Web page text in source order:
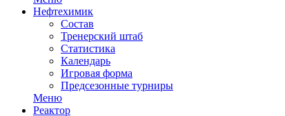
Нефтехимик
Состав
Тренерский штаб
Статистика
Календарь
Игровая форма
Предсезонные турниры
Меню
Реактор